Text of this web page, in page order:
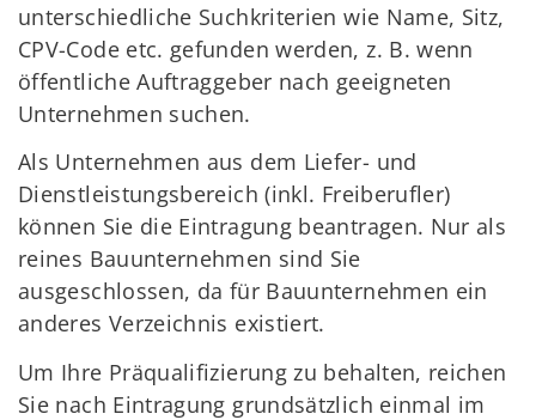
unterschiedliche Suchkriterien wie Name, Sitz,
CPV-Code etc. gefunden werden, z. B. wenn
öffentliche Auftraggeber nach geeigneten
Unternehmen suchen.
Als Unternehmen aus dem Liefer- und
Dienstleistungsbereich (inkl. Freiberufler)
können Sie die Eintragung beantragen. Nur als
reines Bauunternehmen sind Sie
ausgeschlossen, da für Bauunternehmen ein
anderes Verzeichnis existiert.
Um Ihre Präqualifizierung zu behalten, reichen
Sie nach Eintragung grundsätzlich einmal im